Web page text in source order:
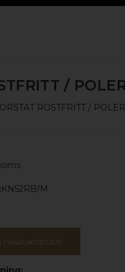
/
ROSTFRITT /
KN52RB/M
I VARUKORGEN